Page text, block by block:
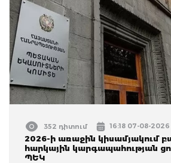
352 դիտում 16:18 07-08-2026
2026-ի առաջին կիսամյակում
հարկային կարգապահության
ՊԵԿ